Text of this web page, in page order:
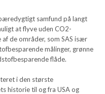
samfund på langt
at flyve uden CO2-
de områder, som SAS især
målinger, grønne
flåde.
i den største
historie til og fra USA og